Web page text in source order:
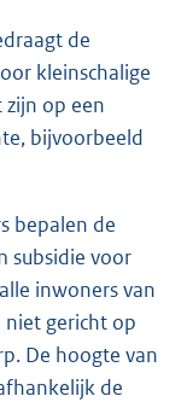
de
kleinschalige
op een
bijvoorbeeld
bepalen de
subsidie voor
inwoners van
gericht op
De hoogte van
de